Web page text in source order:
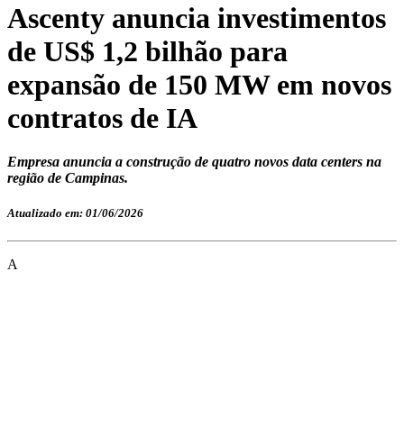
Ascenty anuncia investimentos
de US$ 1,2 bilhão para
expansão de 150 MW em novos
contratos de IA
Empresa anuncia a construção de quatro novos data centers na
região de Campinas.
Atualizado em: 01/06/2026
A